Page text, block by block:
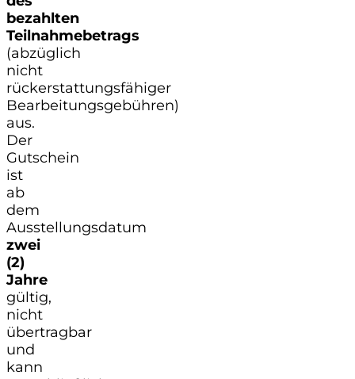
bezahlten
Teilnahmebetrags
(abzüglich
nicht
rückerstattungsfähiger
Bearbeitungsgebühren)
aus.
Der
Gutschein
ist
ab
dem
Ausstellungsdatum
zwei
(2)
Jahre
gültig,
nicht
übertragbar
und
kann